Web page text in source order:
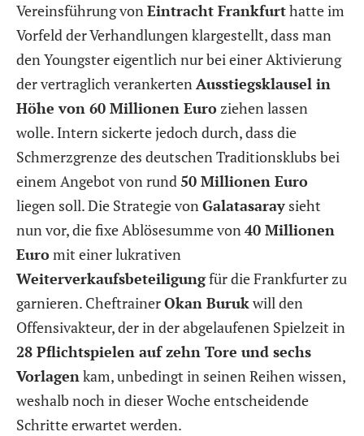
Vereinsführung vonEintracht Frankfurthatte im
Vorfeld der Verhandlungen klargestellt, dass man
den Youngster eigentlich nur bei einer Aktivierung
der vertraglich verankertenAusstiegsklausel in
Höhe von 60 Millionen Euroziehen lassen
wolle. Intern sickerte jedoch durch, dass die
Schmerzgrenze des deutschen Traditionsklubs bei
einem Angebot von rund50 Millionen Euro
liegen soll. Die Strategie vonGalatasaray sieht
nun vor, die fixe Ablösesumme von40 Millionen
Euromit einer lukrativen
Weiterverkaufsbeteiligungfür die Frankfurter zu
garnieren. CheftrainerOkan Burukwill den
Offensivakteur, der in der abgelaufenen Spielzeit in
28 Pflichtspielen auf zehn Tore und sechs
Vorlagenkam, unbedingt in seinen Reihen wissen,
weshalb noch in dieser Woche entscheidende
Schritte erwartet werden.